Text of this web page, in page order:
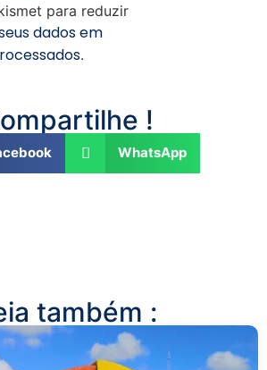
para reduzir
dados em
.
!
WhatsApp
também :